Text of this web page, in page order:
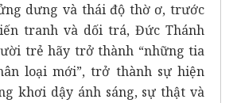
dưng và thái độ thờ ơ, trước
tranh và dối trá, Đức Thánh
trẻ hãy trở thành “những tia
loại mới”, trở thành sự hiện
khơi dậy ánh sáng, sự thật và